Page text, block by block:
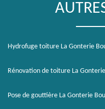
Hydrofuge toiture La Gonterie
Rénovation de toiture La
Pose de gouttière La Gonterie